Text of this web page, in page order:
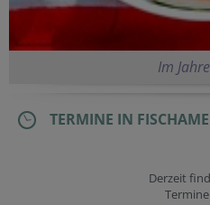
Im
TERMINE IN
Derzeit